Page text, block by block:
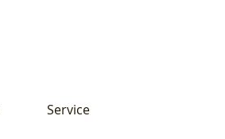
Service